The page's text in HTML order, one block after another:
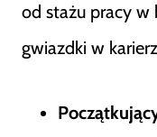
od stażu pracy w
gwiazdki w